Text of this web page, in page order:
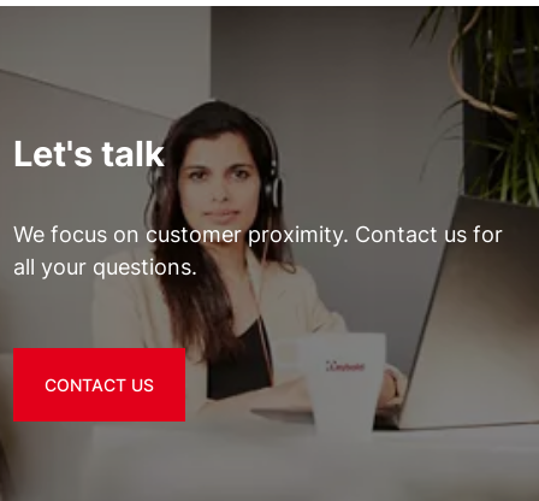
Let's talk
We focus on customer proximity. Contact us for
all your questions.
CONTACT US